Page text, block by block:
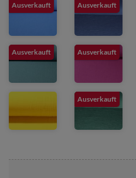
Ausverkauft Ausverkauft
Ausverkauft Ausverkauft
Ausverkauft